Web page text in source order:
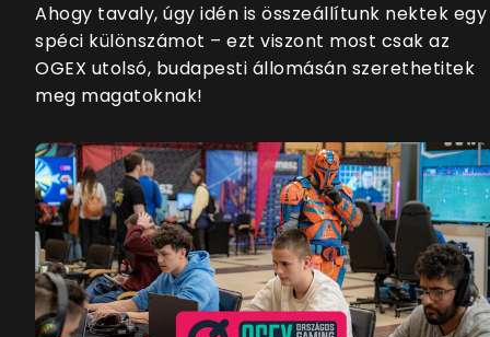
Ahogy tavaly, úgy idén is összeállítunk nektek egy
spéci különszámot – ezt viszont most csak az
OGEX utolsó, budapesti állomásán szerethetitek
meg magatoknak!